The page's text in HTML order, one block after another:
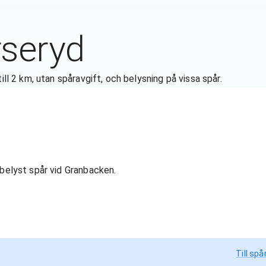
2 km, utan spåravgift, och belysning på vissa spår.
spår vid Granbacken.
Till